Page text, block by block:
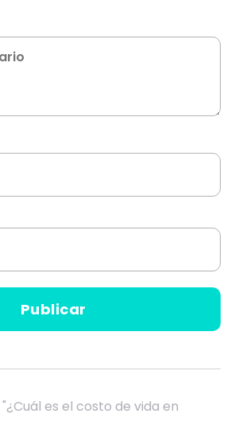
es el costo de vida en